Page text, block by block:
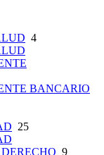
4
BANCARIO
25
9